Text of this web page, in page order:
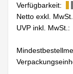
Verfügbarkeit:
Netto exkl.
UVP inkl. MwSt.: